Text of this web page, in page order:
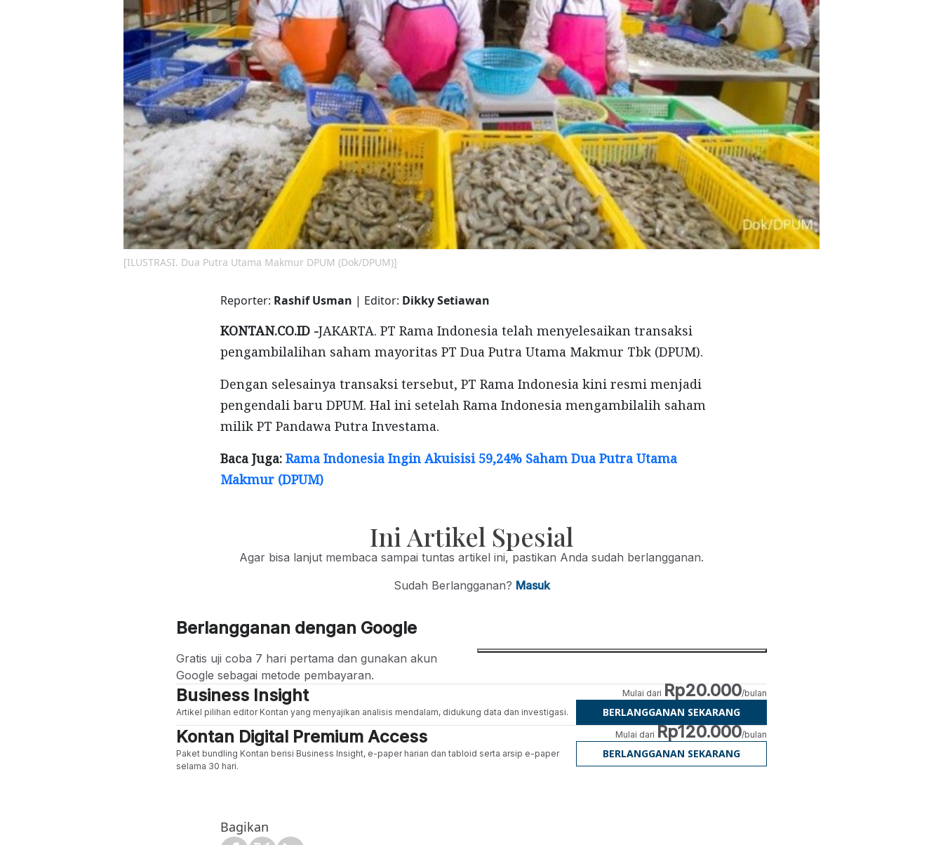
[ILUSTRASI. Dua Putra Utama Makmur DPUM (Dok/DPUM)]
Reporter: Rashif Usman | Editor: Dikky Setiawan
KONTAN.CO.ID -JAKARTA. PT Rama Indonesia telah menyelesaikan transaksi
pengambilalihan saham mayoritas PT Dua Putra Utama Makmur Tbk (DPUM).
Dengan selesainya transaksi tersebut, PT Rama Indonesia kini resmi menjadi
pengendali baru DPUM. Hal ini setelah Rama Indonesia mengambilalih saham
milik PT Pandawa Putra Investama.
Baca Juga: Rama Indonesia Ingin Akuisisi 59,24% Saham Dua Putra Utama
Makmur (DPUM)
Ini Artikel Spesial
Agar bisa lanjut membaca sampai tuntas artikel ini, pastikan Anda sudah berlangganan.
Sudah Berlangganan? Masuk
Berlangganan dengan Google
Gratis uji coba 7 hari pertama dan gunakan akun
Google sebagai metode pembayaran.
Business Insight
Artikel pilihan editor Kontan yang menyajikan analisis mendalam, didukung data dan investigasi.
Mulai dari Rp20.000/bulan
BERLANGGANAN SEKARANG
Kontan Digital Premium Access
Paket bundling Kontan berisi Business Insight, e-paper harian dan tabloid serta arsip e-paper
selama 30 hari.
Mulai dari Rp120.000/bulan
BERLANGGANAN SEKARANG
Bagikan